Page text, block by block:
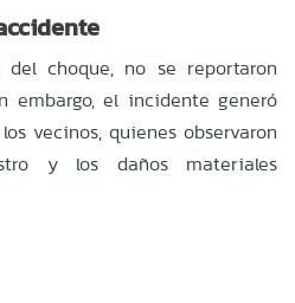
choque, no se reportaron
embargo, el incidente generó
vecinos, quienes observaron
y los daños materiales